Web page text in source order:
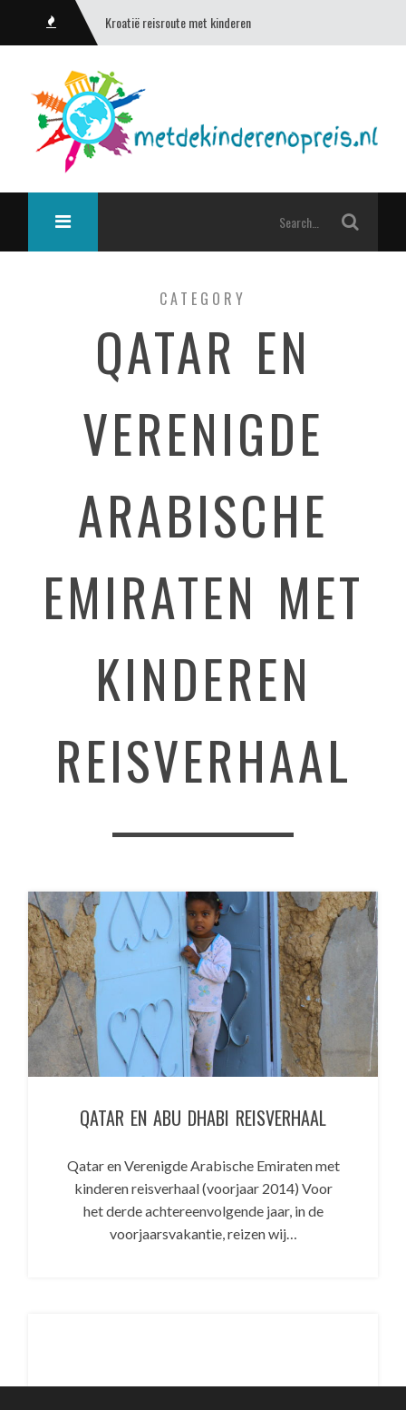
Kroatië reisroute met kinderen
CATEGORY
QATAR EN
VERENIGDE
ARABISCHE
EMIRATEN MET
KINDEREN
REISVERHAAL
QATAR EN ABU DHABI REISVERHAAL
Qatar en Verenigde Arabische Emiraten met
kinderen reisverhaal (voorjaar 2014) Voor
het derde achtereenvolgende jaar, in de
voorjaarsvakantie, reizen wij…